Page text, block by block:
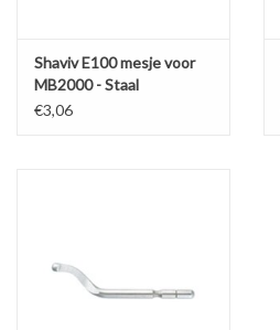
Shaviv E100 mesje voor
MB2000 - Staal
€3,06